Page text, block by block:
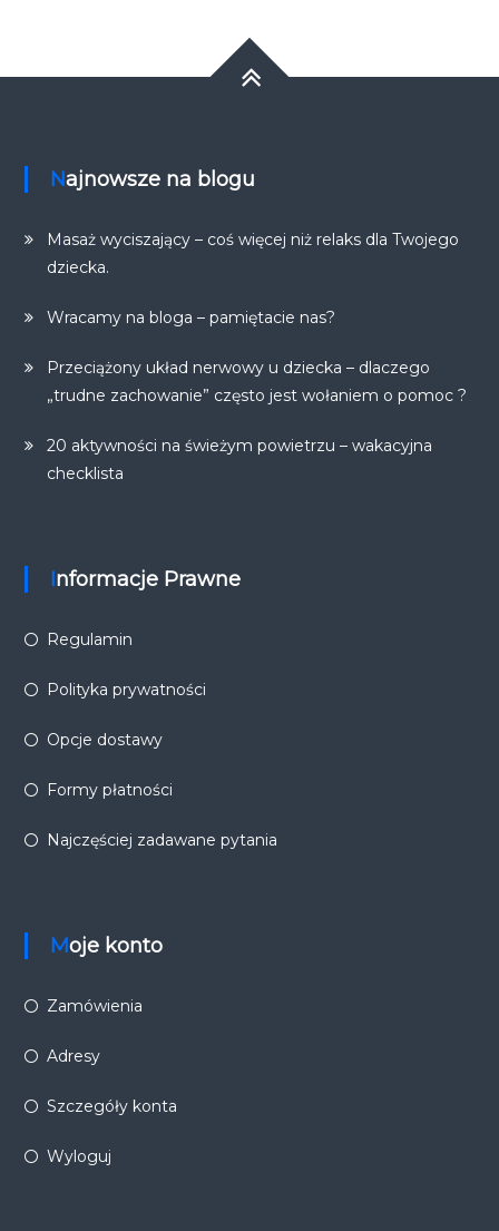
Najnowsze na blogu
Masaż wyciszający – coś więcej niż relaks dla Twojego
dziecka.
Wracamy na bloga – pamiętacie nas?
Przeciążony układ nerwowy u dziecka – dlaczego
„trudne zachowanie” często jest wołaniem o pomoc ?
20 aktywności na świeżym powietrzu – wakacyjna
checklista
Informacje Prawne
Regulamin
Polityka prywatności
Opcje dostawy
Formy płatności
Najczęściej zadawane pytania
Moje konto
Zamówienia
Adresy
Szczegóły konta
Wyloguj